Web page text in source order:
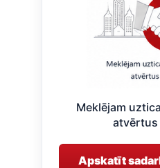
Meklējam
atvērtus
Apskatīt